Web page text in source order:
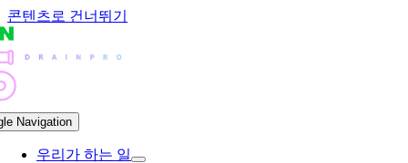
콘텐츠로 건너뛰기
Navigation
우리가 하는 일